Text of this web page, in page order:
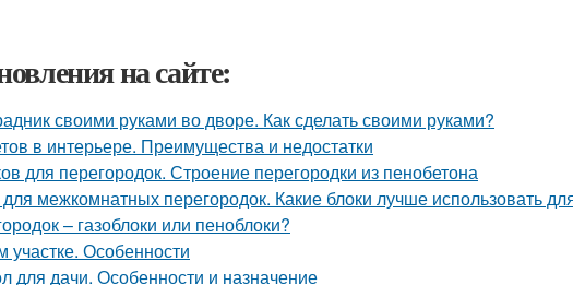
на сайте:
своими руками во дворе. Как сделать своими руками?
в интерьере. Преимущества и недостатки
для перегородок. Строение перегородки из пенобетона
межкомнатных перегородок. Какие блоки лучше использовать
– газоблоки или пеноблоки?
Особенности
для дачи. Особенности и назначение